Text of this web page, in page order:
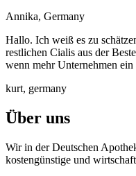
Annika, Germany
Hallo. Ich weiß es zu
restlichen Cialis aus der
wenn mehr Unternehmen
kurt, germany
Über uns
Wir in der Deutschen
kostengünstige und